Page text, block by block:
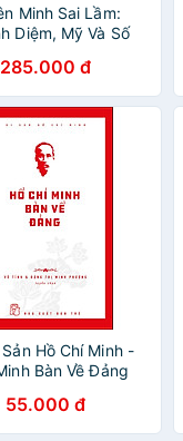
Minh Sai Lầm:
Diệm, Mỹ Và Số
285.000 đ
Hồ Chí Minh -
Bàn Về Đảng
55.000 đ